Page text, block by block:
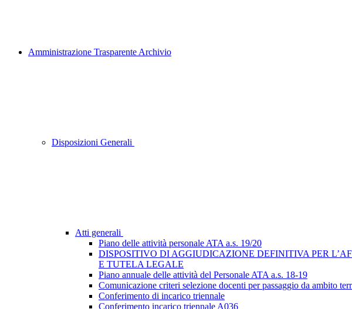
Amministrazione Trasparente Archivio
Disposizioni Generali
Atti generali
Piano delle attività personale ATA a.s. 19/20
DISPOSITIVO DI AGGIUDICAZIONE DEFINITIVA PER
E TUTELA LEGALE
Piano annuale delle attività del Personale ATA a.s. 18-19
Comunicazione criteri selezione docenti per passaggio da ambito
Conferimento di incarico triennale
Conferimento incarico triennale A036